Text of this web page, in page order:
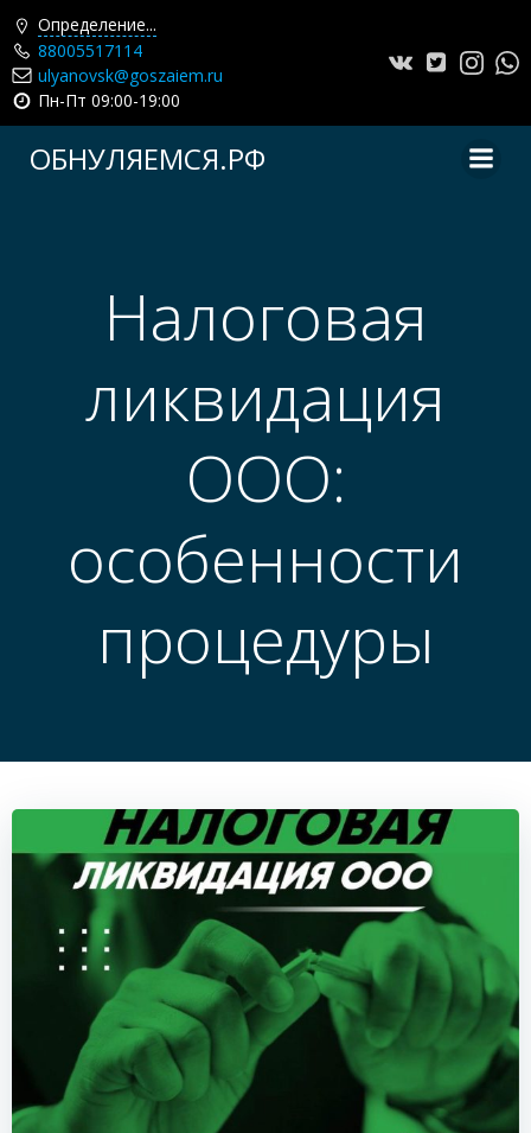
Определение...
88005517114
ulyanovsk@goszaiem.ru
Пн-Пт 09:00-19:00
ОБНУЛЯЕМСЯ.РФ
Налоговая
ликвидация
ООО:
особенности
процедуры